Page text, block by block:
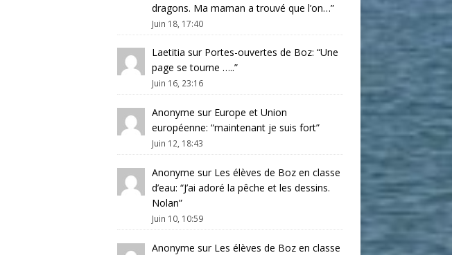
dragons. Ma maman a trouvé que l’on…”
Juin 18, 17:40
Laetitia sur Portes-ouvertes de Boz: “Une
page se tourne …..”
Juin 16, 23:16
Anonyme sur Europe et Union
européenne: “maintenant je suis fort”
Juin 12, 18:43
Anonyme sur Les élèves de Boz en classe
d’eau: “J’ai adoré la pêche et les dessins.
Nolan”
Juin 10, 10:59
Anonyme sur Les élèves de Boz en classe